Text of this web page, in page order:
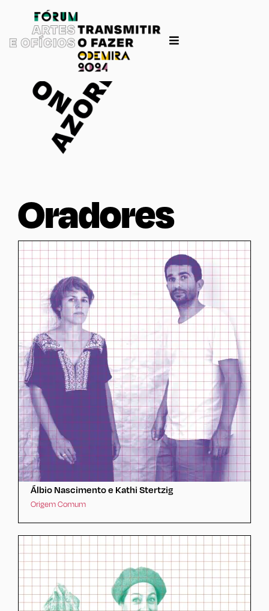
Oradores
Álbio Nascimento e Kathi Stertzig
Origem Comum